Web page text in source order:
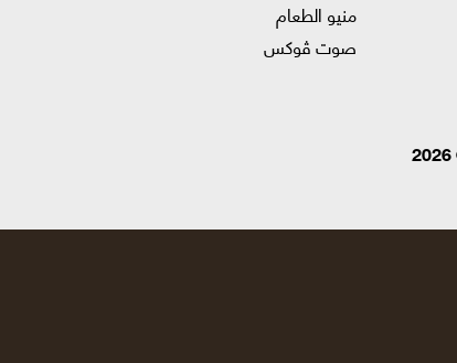
منيو الطعام
صوت ڤوكس